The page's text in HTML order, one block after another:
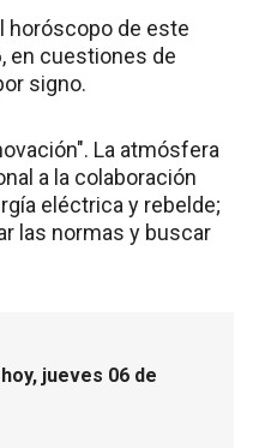
horóscopo de este
en cuestiones de
signo.
La atmósfera
a la colaboración
eléctrica y rebelde;
las normas y buscar
jueves 06 de